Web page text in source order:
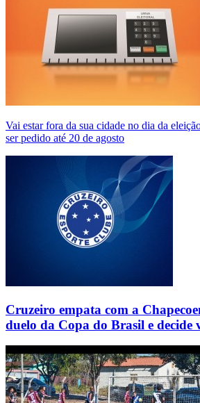
Vai estar fora da sua cidade no dia da
ser pedido até 20 de agosto
Cruzeiro empata com a
duelo da Copa do Brasil e decide